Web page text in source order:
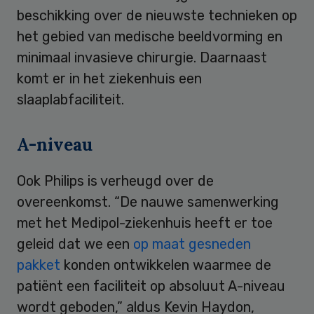
beschikking over de nieuwste technieken op
het gebied van medische beeldvorming en
minimaal invasieve chirurgie. Daarnaast
komt er in het ziekenhuis een
slaaplabfaciliteit.
A-niveau
Ook Philips is verheugd over de
overeenkomst. “De nauwe samenwerking
met het Medipol-ziekenhuis heeft er toe
geleid dat we een op maat gesneden
pakket konden ontwikkelen waarmee de
patiënt een faciliteit op absoluut A-niveau
wordt geboden,” aldus Kevin Haydon,